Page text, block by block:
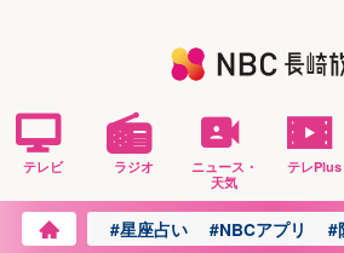
テレビ ラジオ
ニュース・
天気
テレPlus
#星座占い #NBCアプリ #